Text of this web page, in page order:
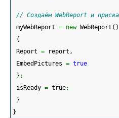
// Создаём WebReport и
myWebReport = new WebReport ( )
{
Report = report,
EmbedPictures = true
} ;
isReady = true;
}
}